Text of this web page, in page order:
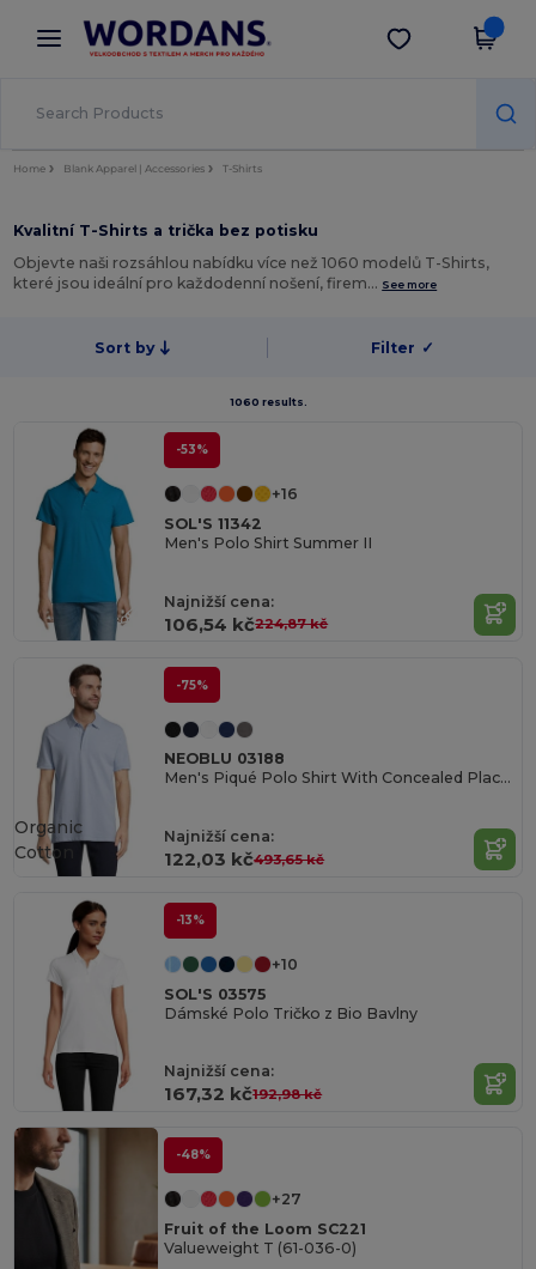
× Aplikace Wordans
Lepší ceny v aplikaci!
Stáhnout app
Home Blank Apparel | Accessories T-Shirts
Kvalitní T-Shirts a trička bez potisku
Objevte naši rozsáhlou nabídku více než 1060 modelů T-Shirts,
které jsou ideální pro každodenní nošení, firem… See more
Sort by Filter ✓
1060 results.
-53%
+16
SOL'S 11342
Men's Polo Shirt Summer II
Najnižší cena:
106,54 kč224,87 kč
-75%
NEOBLU 03188
Men's Piqué Polo Shirt With Concealed Placket Owen Men
Najnižší cena:
122,03 kč493,65 kč
Organic
Cotton
-13%
+10
SOL'S 03575
Dámské Polo Tričko z Bio Bavlny
Najnižší cena:
167,32 kč192,98 kč
-48%
+27
Fruit of the Loom SC221
Valueweight T (61-036-0)